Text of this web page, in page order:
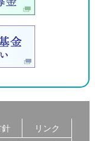
針
リンク